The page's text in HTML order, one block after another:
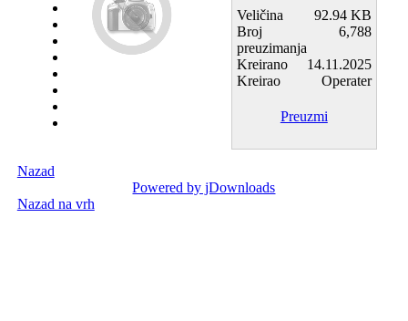
Veličina
92.94 KB
Broj
preuzimanja
6,788
Kreirano
14.11.2025
Kreirao
Operater
Preuzmi
Nazad
Powered by jDownloads
Nazad na vrh